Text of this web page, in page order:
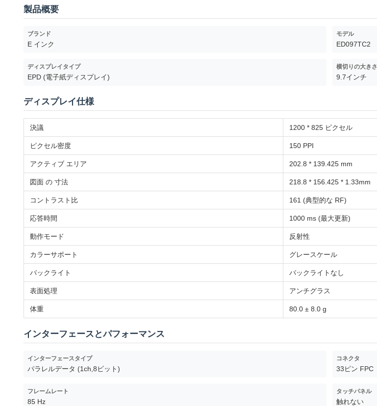
製品概要
ブランド
E インク
モデル
ED097TC2
ディスプレイタイプ
EPD (電子紙ディスプレイ)
横切りの大きさ
9.7インチ
ディスプレイ仕様
決議 1200 * 825 ピクセル
ピクセル密度 150 PPI
アクティブ エリア 202.8 * 139.425 mm
図面 の 寸法 218.8 * 156.425 * 1.33mm
コントラスト比 161 (典型的な RF)
応答時間 1000 ms (最大更新)
動作モード 反射性
カラーサポート グレースケール
バックライト バックライトなし
表面処理 アンチグラス
体重 80.0 ± 8.0 g
インターフェースとパフォーマンス
インターフェースタイプ
パラレルデータ (1ch,8ビット)
コネクタ
33ピン FPC
フレームレート
85 Hz
タッチパネル
触れない